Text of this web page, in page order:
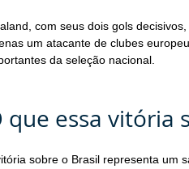
com seus dois gols
um atacante de clubes
da seleção nacional.
que essa vitória
sobre o Brasil representa um